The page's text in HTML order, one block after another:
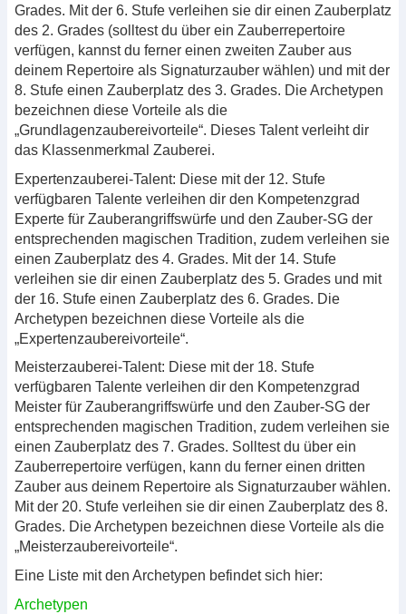
Grades. Mit der 6. Stufe verleihen sie dir einen Zauberplatz
des 2. Grades (solltest du über ein Zauberrepertoire
verfügen, kannst du ferner einen zweiten Zauber aus
deinem Repertoire als Signaturzauber wählen) und mit der
8. Stufe einen Zauberplatz des 3. Grades. Die Archetypen
bezeichnen diese Vorteile als die
„Grundlagenzaubereivorteile“. Dieses Talent verleiht dir
das Klassenmerkmal Zauberei.
Expertenzauberei-Talent: Diese mit der 12. Stufe
verfügbaren Talente verleihen dir den Kompetenzgrad
Experte für Zauberangriffswürfe und den Zauber-SG der
entsprechenden magischen Tradition, zudem verleihen sie
einen Zauberplatz des 4. Grades. Mit der 14. Stufe
verleihen sie dir einen Zauberplatz des 5. Grades und mit
der 16. Stufe einen Zauberplatz des 6. Grades. Die
Archetypen bezeichnen diese Vorteile als die
„Expertenzaubereivorteile“.
Meisterzauberei-Talent: Diese mit der 18. Stufe
verfügbaren Talente verleihen dir den Kompetenzgrad
Meister für Zauberangriffswürfe und den Zauber-SG der
entsprechenden magischen Tradition, zudem verleihen sie
einen Zauberplatz des 7. Grades. Solltest du über ein
Zauberrepertoire verfügen, kann du ferner einen dritten
Zauber aus deinem Repertoire als Signaturzauber wählen.
Mit der 20. Stufe verleihen sie dir einen Zauberplatz des 8.
Grades. Die Archetypen bezeichnen diese Vorteile als die
„Meisterzaubereivorteile“.
Eine Liste mit den Archetypen befindet sich hier:
Archetypen